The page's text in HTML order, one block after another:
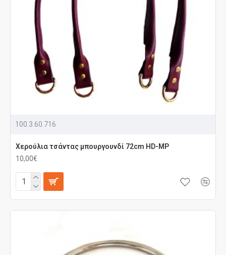
100.3.60.716
Χερούλια τσάντας μπουργουνδί 72cm HD-MP
10,00€